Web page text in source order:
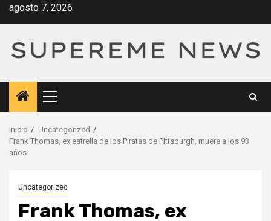
Saltar
agosto 7, 2026
Menú
principal
Inicio
Uncategorized
Frank Thomas, ex estrella de los Piratas de Pittsburgh, muere a los 93
años
Uncategorized
Frank Thomas, ex